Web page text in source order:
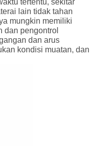
tertentu, sekitar
lain tidak tahan
mungkin memiliki
dan pengontrol
dan arus
kondisi muatan, dan